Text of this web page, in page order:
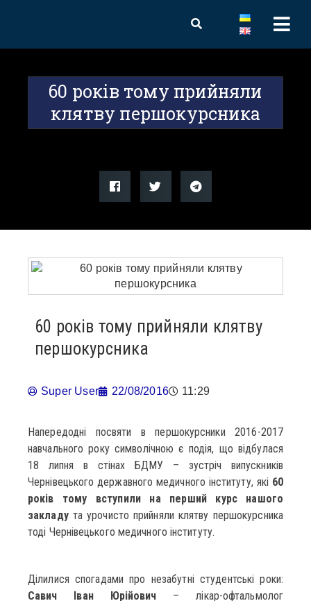
60 років тому прийняли
клятву першокурсника
60 років тому прийняли клятву
першокурсника
Super User 22/08/2016 11:29
Напередодні посвяти в першокурсники 2016-2017
навчального року символічною є подія, що відбулася
18 липня в стінах БДМУ – зустріч випускників
Чернівецького державного медичного інституту, які 60
років тому вступили на перший курс нашого
закладута урочисто прийняли клятву першокурсника
тоді Чернівецького медичного інституту.
Ділилися спогадами про незабутні студентські роки:
Савич Іван
Юрійович – лікар-офтальмолог